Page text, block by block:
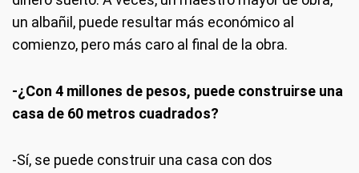
un albañil, puede resultar más económico al
comienzo, pero más caro al final de la obra.
-¿Con 4 millones de pesos, puede construirse una
casa de 60 metros cuadrados?
-Sí, se puede construir una casa con dos